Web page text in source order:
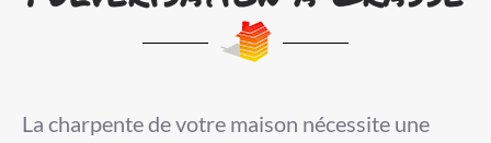
La charpente de votre maison nécessite une